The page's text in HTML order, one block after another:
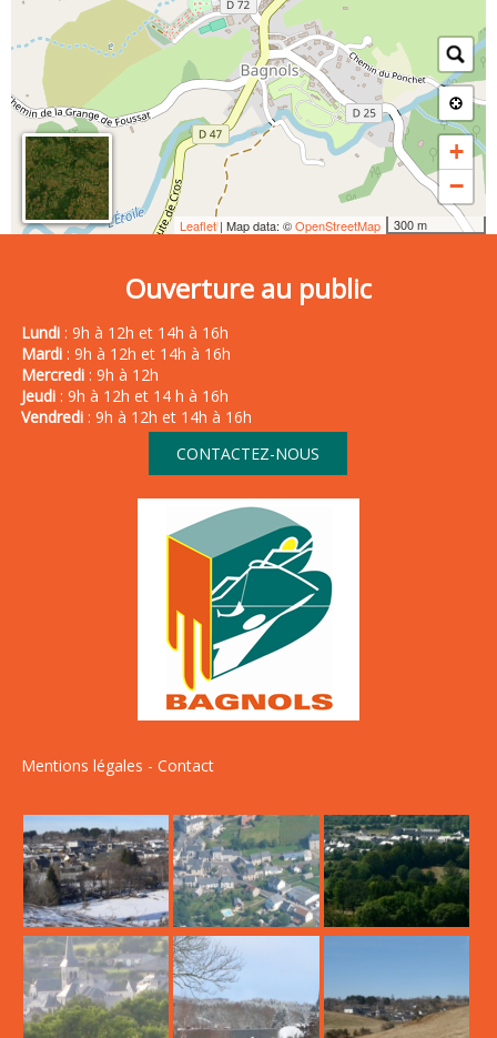
+
−
300 m
Leaflet| Map data: ©OpenStreetMap
Ouverture au public
Lundi: 9h à 12h et 14h à 16h
Mardi: 9h à 12h et 14h à 16h
Mercredi: 9h à 12h
Jeudi: 9h à 12h et 14 h à 16h
Vendredi: 9h à 12h et 14h à 16h
CONTACTEZ-NOUS
Mentions légales - Contact